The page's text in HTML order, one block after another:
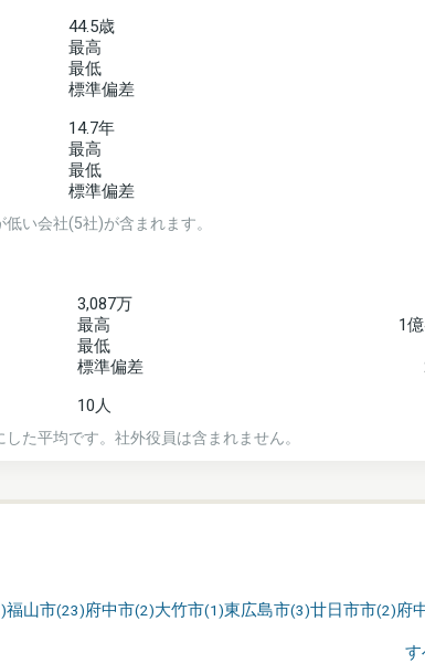
44.5歳
最高
最低
標準偏差
14.7年
最高
最低
標準偏差
い会社(5社)が含まれます。
3,087万
最高
1
最低
標準偏差
10人
た平均です。社外役員は含まれません。
)福山市(23)府中市(2)大竹市(1)東広島市(3)廿日市市(2)府
す